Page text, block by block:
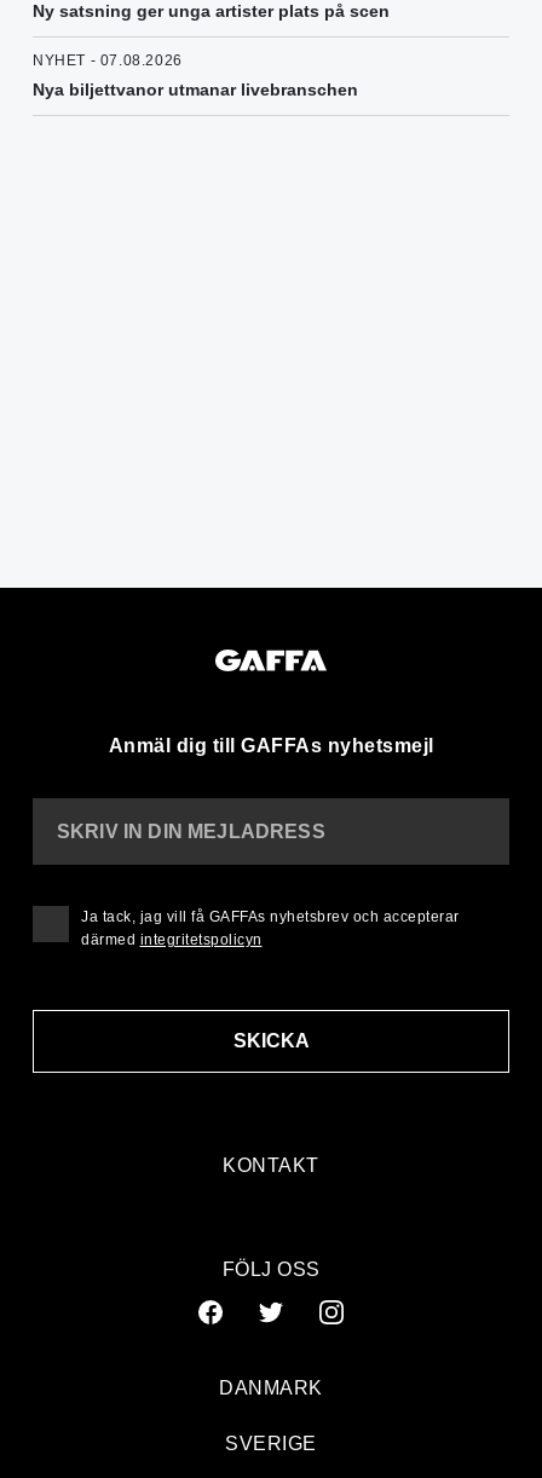
Ny satsning ger unga artister plats på scen
NYHET - 07.08.2026
Nya biljettvanor utmanar livebranschen
Anmäl dig till GAFFAs nyhetsmejl
KONTAKT
SKRIV IN DIN MEJLADRESS
SKICKA
Ja tack, jag vill få GAFFAs nyhetsbrev och accepterar
därmed integritetspolicyn
FÖLJ OSS
DANMARK
SVERIGE